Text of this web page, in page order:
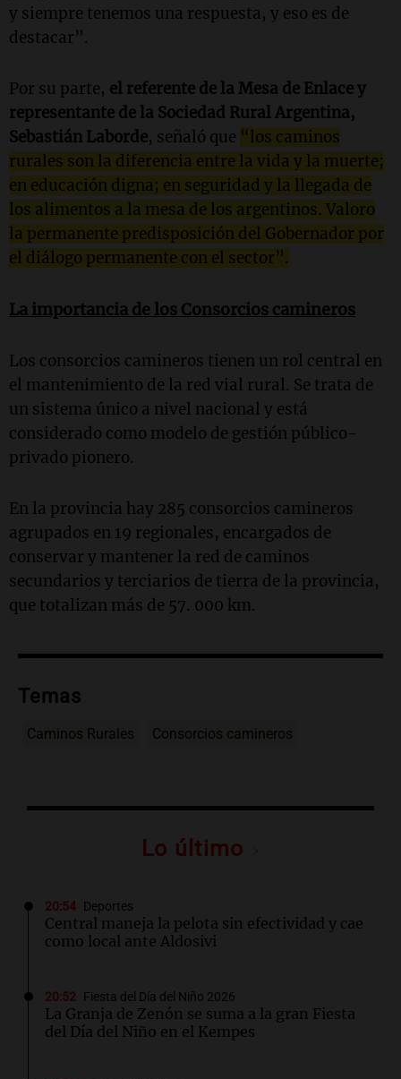
y siempre tenemos una respuesta, y eso es de
destacar”.
Por su parte, el referente de la Mesa de Enlace y
representante de la Sociedad Rural Argentina,
Sebastián Laborde, señaló que “los caminos
rurales son la diferencia entre la vida y la muerte;
en educación digna; en seguridad y la llegada de
los alimentos a la mesa de los argentinos. Valoro
la permanente predisposición del Gobernador por
el diálogo permanente con el sector”.
La importancia de los Consorcios camineros
Los consorcios camineros tienen un rol central en
el mantenimiento de la red vial rural. Se trata de
un sistema único a nivel nacional y está
considerado como modelo de gestión público-
privado pionero.
En la provincia hay 285 consorcios camineros
agrupados en 19 regionales, encargados de
conservar y mantener la red de caminos
secundarios y terciarios de tierra de la provincia,
que totalizan más de 57. 000 km.
Temas
Caminos Rurales Consorcios camineros
Lo último
20:54 Deportes
Central maneja la pelota sin efectividad y cae
como local ante Aldosivi
20:52 Fiesta del Día del Niño 2026
La Granja de Zenón se suma a la gran Fiesta
del Día del Niño en el Kempes